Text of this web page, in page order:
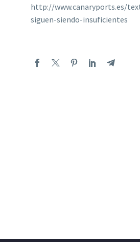
http://www.canaryports.es/
siguen-siendo-insuficientes